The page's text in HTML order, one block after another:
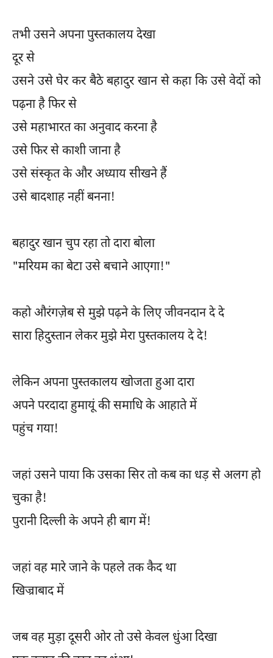
तभी उसने अपना पुस्तकालय देखा
दूर से
उसने उसे घेर कर बैठे बहादुर खान से कहा कि उसे वेदों को
पढ़ना है फिर से
उसे महाभारत का अनुवाद करना है
उसे फिर से काशी जाना है
उसे संस्कृत के और अध्याय सीखने हैं
उसे बादशाह नहीं बनना!
बहादुर खान चुप रहा तो दारा बोला
"मरियम का बेटा उसे बचाने आएगा!"
कहो औरंगज़ेब से मुझे पढ़ने के लिए जीवनदान दे दे
सारा हिदुस्तान लेकर मुझे मेरा पुस्तकालय दे दे!
लेकिन अपना पुस्तकालय खोजता हुआ दारा
अपने परदादा हुमायूं की समाधि के आहाते में
पहुंच गया!
जहां उसने पाया कि उसका सिर तो कब का धड़ से अलग हो
चुका है!
पुरानी दिल्ली के अपने ही बाग में!
जहां वह मारे जाने के पहले तक कैद था
खिज्राबाद में
जब वह मुड़ा दूसरी ओर तो उसे केवल धुंआ दिखा